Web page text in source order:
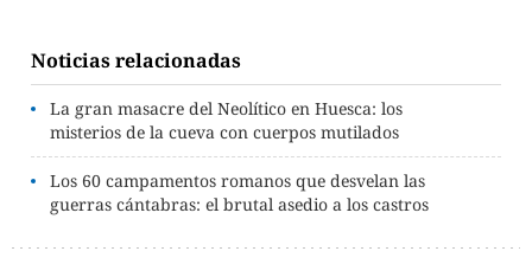
Noticias relacionadas
La gran masacre del Neolítico en Huesca: los
misterios de la cueva con cuerpos mutilados
Los 60 campamentos romanos que desvelan las
guerras cántabras: el brutal asedio a los castros